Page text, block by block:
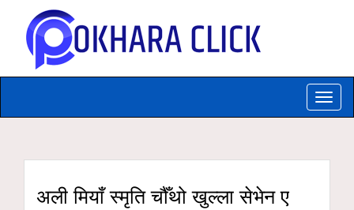
Toggle
अली मियाँ स्मृति चौँथो खुल्ला सेभेन ए